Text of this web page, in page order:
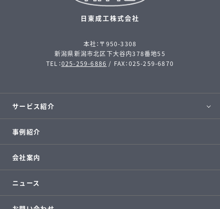
日東成工株式会社
本社：〒950-3308
新潟県新潟市北区下大谷内378番地55
TEL：025-259-6886 / FAX：025-259-6870
サービス紹介
事例紹介
会社案内
ニュース